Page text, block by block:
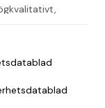
Mild
och kvinnor.
Vit/grå vätska